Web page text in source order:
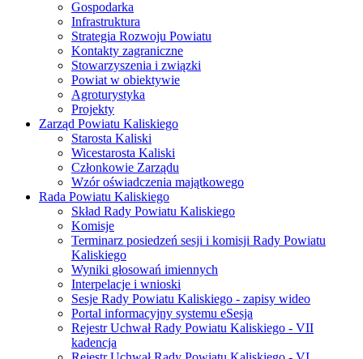
Gospodarka
Infrastruktura
Strategia Rozwoju Powiatu
Kontakty zagraniczne
Stowarzyszenia i związki
Powiat w obiektywie
Agroturystyka
Projekty
Zarząd Powiatu Kaliskiego
Starosta Kaliski
Wicestarosta Kaliski
Członkowie Zarządu
Wzór oświadczenia majątkowego
Rada Powiatu Kaliskiego
Skład Rady Powiatu Kaliskiego
Komisje
Terminarz posiedzeń sesji i komisji Rady Powiatu
Kaliskiego
Wyniki głosowań imiennych
Interpelacje i wnioski
Sesje Rady Powiatu Kaliskiego - zapisy wideo
Portal informacyjny systemu eSesja
Rejestr Uchwał Rady Powiatu Kaliskiego - VII
kadencja